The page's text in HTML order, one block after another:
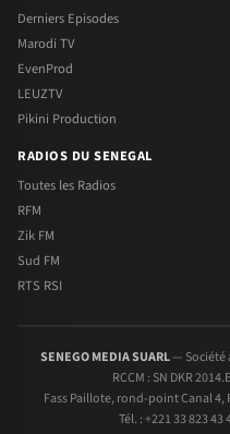
Derniers Episodes
Marodi TV
EvenProd
LEUZTV
Pikini Production
RADIOS DU SENEGAL
Toutes les Radios
RFM
Zik FM
Sud FM
RTS RSI
SENEGO MEDIA SUARL— Société
RCCM : SN DKR
Fass Paillote, rond-point Canal 4,
Tél. : +221 33 823 43